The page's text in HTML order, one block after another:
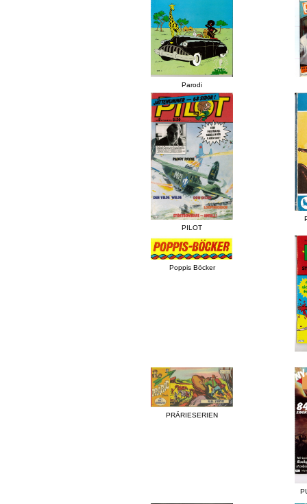
Parodi
PILOT
Poppis Böcker
PRÄRIESERIEN